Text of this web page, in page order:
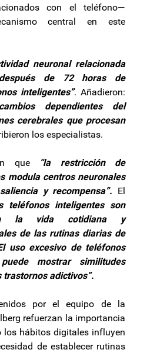
con el teléfono—
central en este
neuronal relacionada
de 72 horas de
inteligentes”. Añadieron:
dependientes del
cerebrales que procesan
los especialistas.
que
“la restricción de
modula centros neuronales
y recompensa”. El
teléfonos inteligentes son
la vida cotidiana y
de las rutinas diarias de
uso excesivo de teléfonos
mostrar similitudes
trastornos adictivos”.
por el equipo de la
refuerzan la importancia
los hábitos digitales influyen
de establecer rutinas